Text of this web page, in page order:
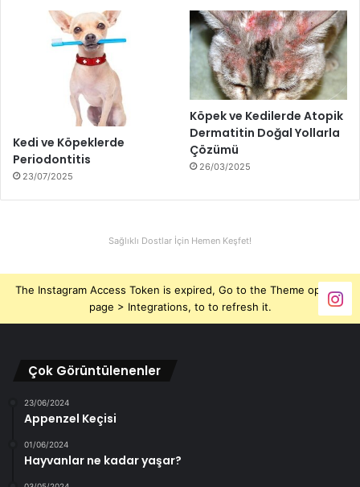
Kedi ve Köpeklerde
Periodontitis
23/07/2025
Köpek ve Kedilerde Atopik
Dermatitin Doğal Yollarla
Çözümü
26/03/2025
Sağlıklı Dostlar İçin Hemen Keşfet!
The Instagram Access Token is expired, Go to the Theme options
page > Integrations, to to refresh it.
Çok Görüntülenenler
23/06/2024
Appenzel Keçisi
01/06/2024
Hayvanlar ne kadar yaşar?